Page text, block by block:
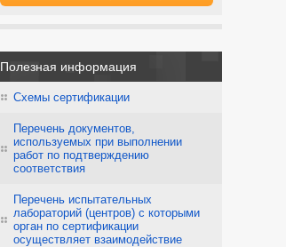
Полезная информация
Схемы сертификации
Перечень документов,
используемых при выполнении
работ по подтверждению
соответствия
Перечень испытательных
лабораторий (центров) с которыми
орган по сертификации
осуществляет взаимодействие